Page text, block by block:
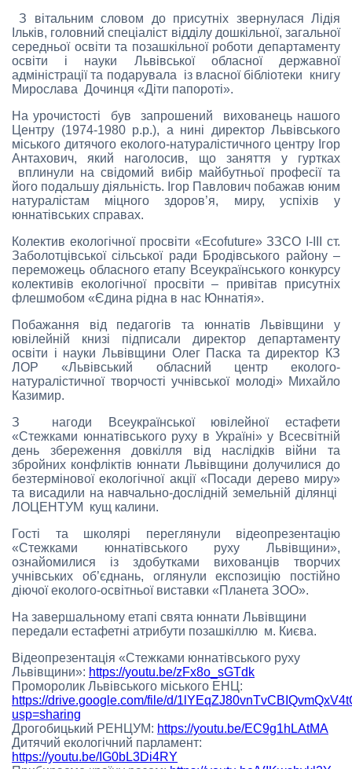
З вітальним словом до присутніх звернулася Лідія
Ільків, головний спеціаліст відділу дошкільної, загальної
середньої освіти та позашкільної роботи департаменту
освіти і науки Львівської обласної державної
адміністрації та подарувала із власної бібліотеки книгу
Мирослава Дочинця «Діти папороті».
На урочистості був запрошений вихованець нашого
Центру (1974-1980 р.р.), а нині директор Львівського
міського дитячого еколого-натуралістичного центру Ігор
Антахович, який наголосив, що заняття у гуртках
вплинули на свідомий вибір майбутньої професії та
його подальшу діяльність. Ігор Павлович побажав юним
натуралістам міцного здоров’я, миру, успіхів у
юннатівських справах.
Колектив екологічної просвіти «Ecofuture» ЗЗСО І-ІІІ ст.
Заболотцівської сільської ради Бродівського району –
переможець обласного етапу Всеукраїнського конкурсу
колективів екологічної просвіти – привітав присутніх
флешмобом «Єдина рідна в нас Юннатія».
Побажання від педагогів та юннатів Львівщини у
ювілейній книзі підписали директор департаменту
освіти і науки Львівщини Олег Паска та директор КЗ
ЛОР «Львівський обласний центр еколого-
натуралістичної творчості учнівської молоді» Михайло
Казимир.
З нагоди Всеукраїнської ювілейної естафети
«Стежками юннатівського руху в Україні» у Всесвітній
день збереження довкілля від наслідків війни та
збройних конфліктів юннати Львівщини долучилися до
безтермінової екологічної акції «Посади дерево миру»
та висадили на навчально-дослідній земельній ділянці
ЛОЦЕНТУМ кущ калини.
Гості та школярі переглянули відеопрезентацію
«Стежками юннатівського руху Львівщини»,
ознайомилися із здобутками вихованців творчих
учнівських об’єднань, оглянули експозицію постійно
діючої еколого-освітньої виставки «Планета ЗОО».
На завершальному етапі свята юннати Львівщини
передали естафетні атрибути позашкіллю м. Києва.
Відеопрезентація «Стежками юннатівського руху
Львівщини»: https://youtu.be/zFx8o_sGTdk
Проморолик Львівського міського ЕНЦ:
https://drive.google.com/file/d/
usp=sharing
Дрогобицький РЕНЦУМ: https://youtu.be/EC9g1hLAtMA
Дитячий екологічний парламент:
https://youtu.be/IG0bL3Di4RY